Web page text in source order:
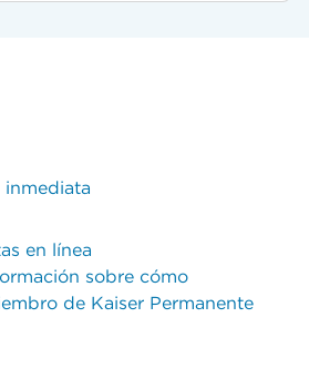
en línea
sobre cómo
de Kaiser Permanente